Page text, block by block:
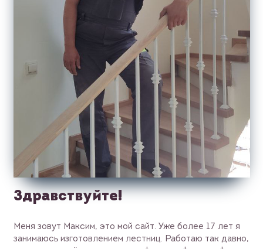
Здравствуйте!
Меня зовут Максим, это мой сайт. Уже более 17 лет я
занимаюсь изготовлением лестниц. Работаю так давно,